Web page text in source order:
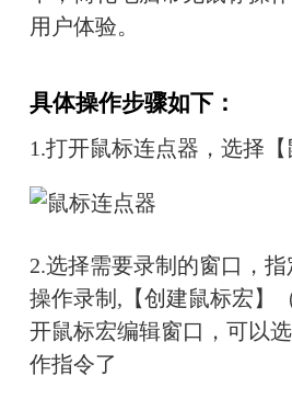
用户体验。
具体操作步骤如下：
1.打开鼠标连点器，选择
2.选择需要录制的窗口，
操作录制, 【创建鼠标宏】
开鼠标宏编辑窗口，可以
作指令了